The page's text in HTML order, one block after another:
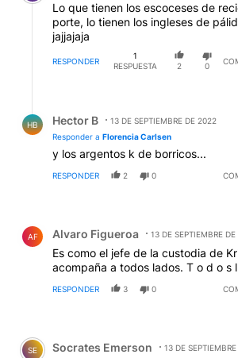
Lo que tienen los escoceses de
porte, lo tienen los ingleses de
jajjajaja
RESPONDER
1
RESPUESTA
2 0
HB Hector B
13 DE SEPTIEMBRE DE 2022
Responder a Florencia Carlsen
y los argentos k de borricos...
RESPONDER 2 0
AF Alvaro Figueroa 13 DE SEPTIEMBRE
Es como el jefe de la custodia de
acompaña a todos lados. T o d o s
RESPONDER 3 0
Comentario de Socrates Emerson.
SE Socrates Emerson 13 DE